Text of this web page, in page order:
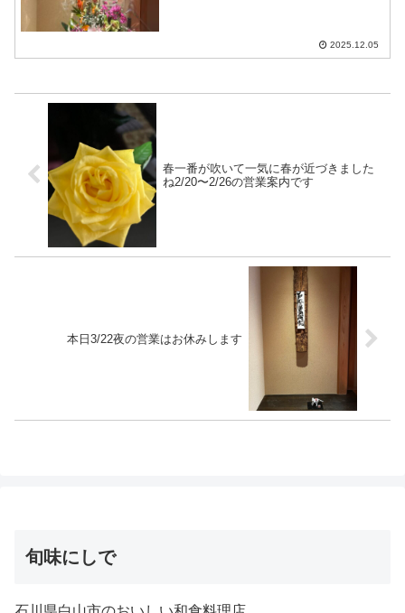
2025.12.05
春一番が吹いて一気に春が近づきました
ね2/20〜2/26の営業案内です
本日3/22夜の営業はお休みします
旬味にしで